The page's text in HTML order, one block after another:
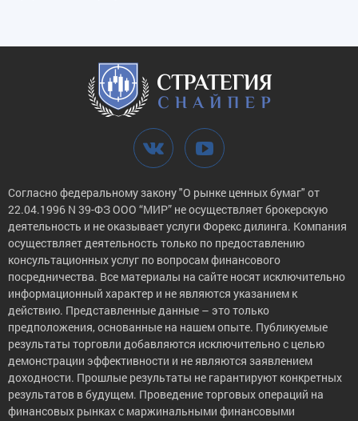
Согласно федеральному закону "О рынке ценных бумаг" от
22.04.1996 N 39-ФЗ ООО “МИР” не осуществляет брокерскую
деятельность и не оказывает услуги Форекс дилинга. Компания
осуществляет деятельность только по предоставлению
консультационных услуг по вопросам финансового
посредничества. Все материалы на сайте носят исключительно
информационный характер и не являются указанием к
действию. Представленные данные – это только
предположения, основанные на нашем опыте. Публикуемые
результаты торговли добавляются исключительно с целью
демонстрации эффективности и не являются заявлением
доходности. Прошлые результаты не гарантируют конкретных
результатов в будущем. Проведение торговых операций на
финансовых рынках с маржинальными финансовыми